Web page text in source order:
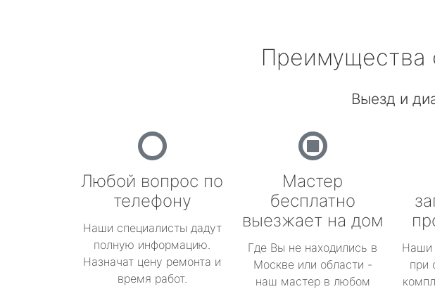
Преимущества
Выезд и
Любой вопрос по
телефону
Наши специалисты дадут
полную информацию.
Назначат цену ремонта и
время работ.
Мастер
бесплатно
выезжает на дом
Где Вы не находились в
Москве или области -
наш мастер в любом
Наши
при